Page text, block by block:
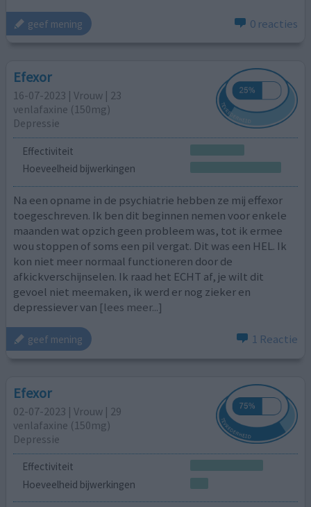
geef mening 0 reacties
Efexor
16-07-2023 | Vrouw | 23
venlafaxine (150mg)
Depressie
Effectiviteit
Hoeveelheid bijwerkingen
Na een opname in de psychiatrie hebben ze mij effexor
toegeschreven. Ik ben dit beginnen nemen voor enkele
maanden wat opzich geen probleem was, tot ik ermee
wou stoppen of soms een pil vergat. Dit was een HEL. Ik
kon niet meer normaal functioneren door de
afkickverschijnselen. Ik raad het ECHT af, je wilt dit
gevoel niet meemaken, ik werd er nog zieker en
depressiever van [lees meer...]
geef mening 1 Reactie
Efexor
02-07-2023 | Vrouw | 29
venlafaxine (150mg)
Depressie
Effectiviteit
Hoeveelheid bijwerkingen